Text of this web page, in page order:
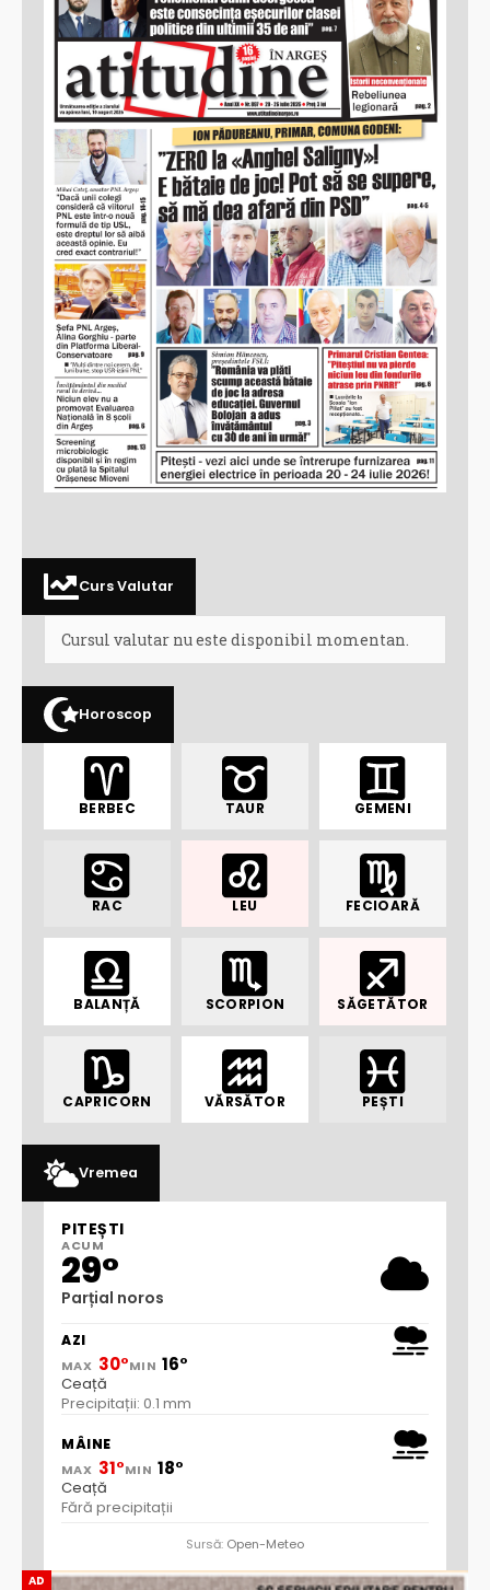
AD
Curs Valutar
Cursul valutar nu este disponibil momentan.
Horoscop
BERBEC TAUR GEMENI
RAC LEU FECIOARĂ
BALANȚĂ SCORPION SĂGETĂTOR
CAPRICORN VĂRSĂTOR PEȘTI
Vremea
PITEȘTI
ACUM
29°
Parțial noros
AZI
MAX 30°MIN 16°
Ceață
Precipitații: 0.1 mm
MÂINE
MAX 31°MIN 18°
Ceață
Fără precipitații
Sursă: Open-Meteo